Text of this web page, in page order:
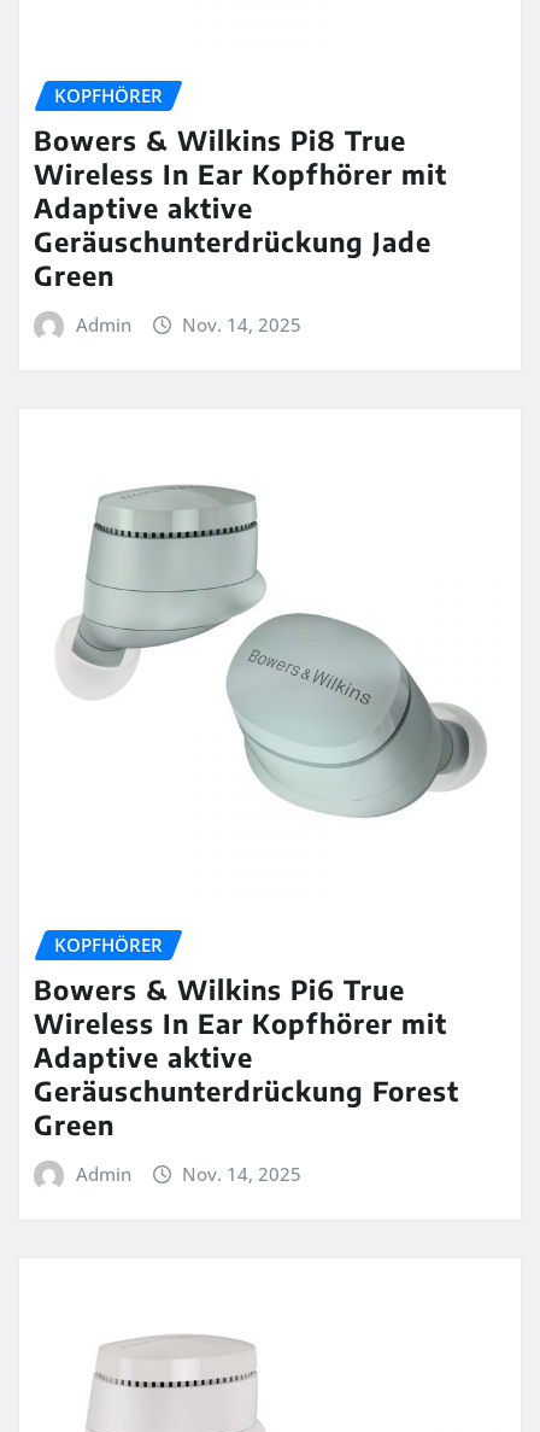
KOPFHÖRER
Bowers & Wilkins Pi8 True
Wireless In Ear Kopfhörer mit
Adaptive aktive
Geräuschunterdrückung Jade
Green
Admin Nov. 14, 2025
KOPFHÖRER
Bowers & Wilkins Pi6 True
Wireless In Ear Kopfhörer mit
Adaptive aktive
Geräuschunterdrückung Forest
Green
Admin Nov. 14, 2025